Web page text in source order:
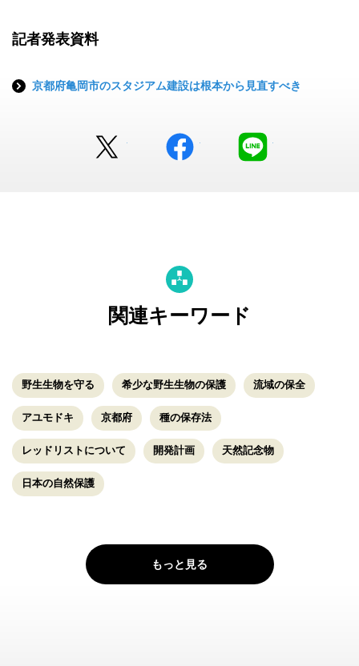
記者発表資料
京都府亀岡市のスタジアム建設は根本から見直すべき
facebook
関連キーワード
野生生物を守る 希少な野生生物の保護 流域の保全
アユモドキ 京都府 種の保存法
レッドリストについて 開発計画 天然記念物
日本の自然保護
もっと見る